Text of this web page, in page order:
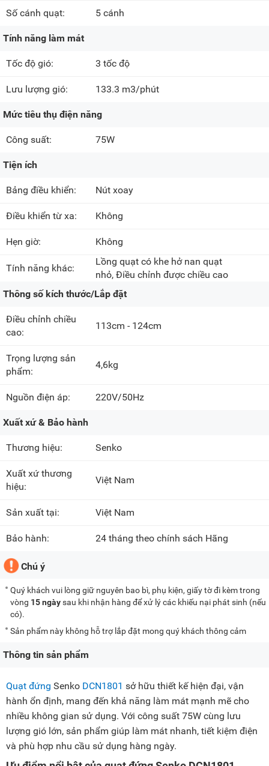
Số cánh quạt: 5 cánh
Tính năng làm mát
Tốc độ gió: 3 tốc độ
Lưu lượng gió: 133.3 m3/phút
Mức tiêu thụ điện năng
Công suất: 75W
Tiện ích
Bảng điều khiển: Nút xoay
Điều khiển từ xa: Không
Hẹn giờ: Không
Tính năng khác:
Lồng quạt có khe hở nan quạt
nhỏ, Điều chỉnh được chiều cao
Thông số kích thước/Lắp đặt
Điều chỉnh chiều
cao:
113cm - 124cm
Trọng lượng sản
phẩm:
4,6kg
Nguồn điện áp: 220V/50Hz
Xuất xứ & Bảo hành
Thương hiệu: Senko
Xuất xứ thương
hiệu:
Việt Nam
Sản xuất tại: Việt Nam
Bảo hành: 24 tháng theo chính sách Hãng
Chú ý
Quý khách vui lòng giữ nguyên bao bì, phụ kiện, giấy tờ đi kèm trong
vòng 15 ngàysau khi nhận hàng để xử lý các khiếu nại phát sinh (nếu
có).
Sản phẩm này không hỗ trợ lắp đặt mong quý khách thông cảm
Thông tin sản phẩm
Quạt đứng Senko DCN1801 sở hữu thiết kế hiện đại, vận
hành ổn định, mang đến khả năng làm mát mạnh mẽ cho
nhiều không gian sử dụng. Với công suất 75W cùng lưu
lượng gió lớn, sản phẩm giúp làm mát nhanh, tiết kiệm điện
và phù hợp nhu cầu sử dụng hàng ngày.